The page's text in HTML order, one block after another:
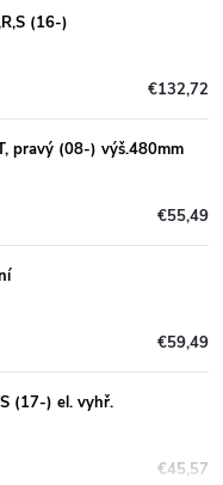
(16-)
€132,72
pravý (08-) výš.480mm
€55,49
€59,49
(17-) el. vyhř.
€45,57